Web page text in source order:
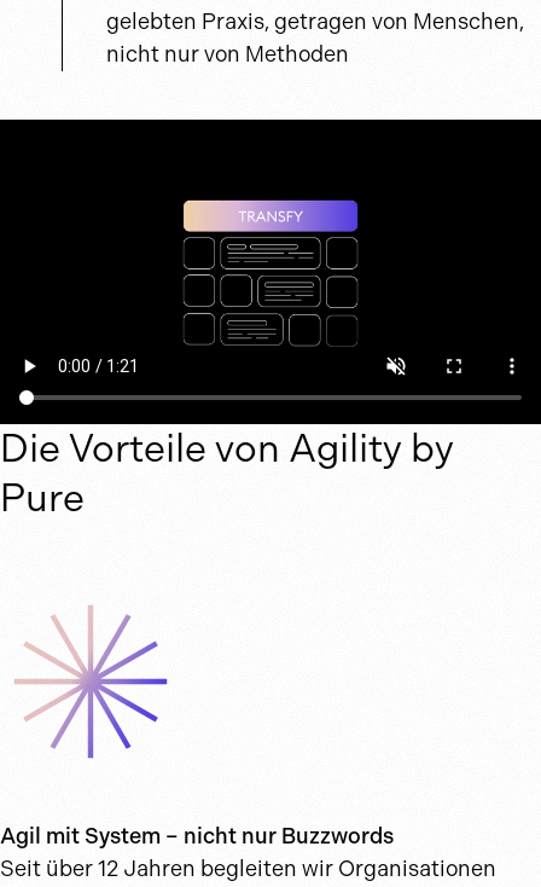
gelebten Praxis, getragen von Menschen,
nicht nur von Methoden
Die Vorteile von Agility by
Pure
Agil mit System – nicht nur Buzzwords
Seit über 12 Jahren begleiten wir Organisationen